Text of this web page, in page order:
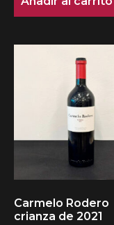
Carmelo Rodero
crianza de 2021